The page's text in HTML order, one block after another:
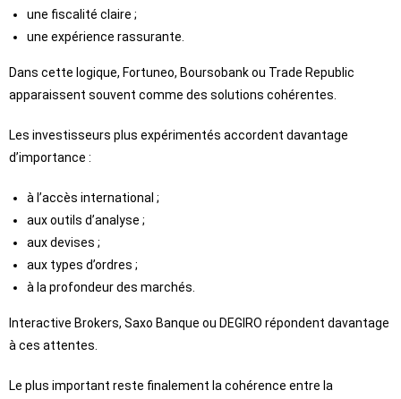
une fiscalité claire ;
une expérience rassurante.
Dans cette logique, Fortuneo, Boursobank ou Trade Republic
apparaissent souvent comme des solutions cohérentes.
Les investisseurs plus expérimentés accordent davantage
d’importance :
à l’accès international ;
aux outils d’analyse ;
aux devises ;
aux types d’ordres ;
à la profondeur des marchés.
Interactive Brokers, Saxo Banque ou DEGIRO répondent davantage
à ces attentes.
Le plus important reste finalement la cohérence entre la